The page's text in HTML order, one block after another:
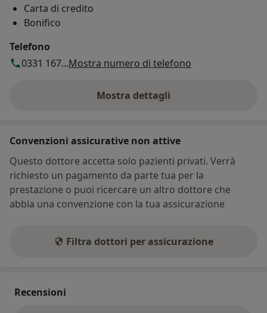
Carta di credito
Bonifico
Telefono
0331 167...Mostra numero di telefono
Mostra dettagli
sull'indirizzo
Convenzioni assicurative non attive
Questo dottore accetta solo pazienti privati. Verrà
richiesto un pagamento da parte tua per la
prestazione o puoi ricercare un altro dottore che
abbia una convenzione con la tua assicurazione
Filtra dottori per assicurazione
Recensioni